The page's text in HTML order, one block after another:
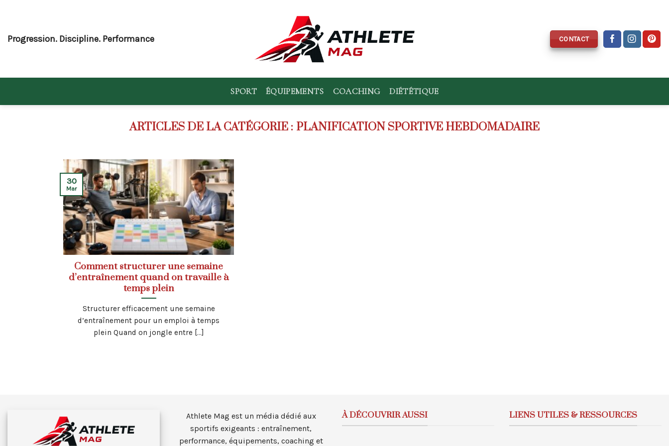
content
Progression. Discipline. Performance CONTACT
SPORT ÉQUIPEMENTS COACHING DIÉTÉTIQUE
PLANIFICATION SPORTIVE HEBDOMADAIRE
Comment structurer une semaine
d’entraînement quand on travaille à
temps plein
Structurer efficacement une semaine
d’entraînement pour un emploi à temps
plein Quand on jongle entre [...]
30
Mar
Athlete Mag est un média dédié aux
sportifs exigeants : entraînement,
performance, équipements, coaching et
À DÉCOUVRIR AUSSI LIENS UTILES & RESSOURCES